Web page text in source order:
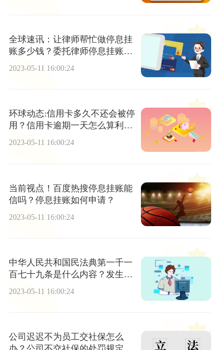
全球速讯：让律师帮忙做停息挂
账多少钱？委托律师停息挂账靠
2023-05-11 16:00:24
环球动态:信用卡多久不还会被停
用？信用卡逾期一天怎么算利
息？
2023-05-11 16:00:24
当前视点！百度热搜停息挂账能
信吗？停息挂账如何申请？
2023-05-11 16:00:24
中华人民共和国民法典第一千一
百七十九条是什么内容？发生交
2023-05-11 16:00:24
公司迟迟不为员工交社保怎么